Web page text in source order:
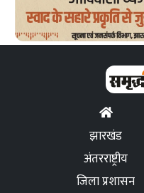
झारखंड
अंतरराष्ट्रीय
जिला प्रशासन